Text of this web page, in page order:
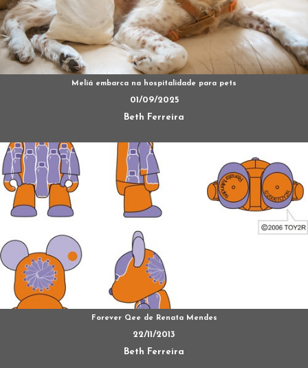
Meliá embarca na hospitalidade para pets
01/09/2025
Beth Ferreira
Forever Qee de Renata Mendes
22/11/2013
Beth Ferreira